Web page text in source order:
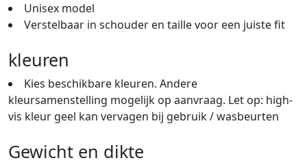
Unisex model
Verstelbaar in schouder en taille voor een juiste fit
kleuren
Kies beschikbare kleuren. Andere
kleursamenstelling mogelijk op aanvraag. Let op: high-
vis kleur geel kan vervagen bij gebruik / wasbeurten
Gewicht en dikte